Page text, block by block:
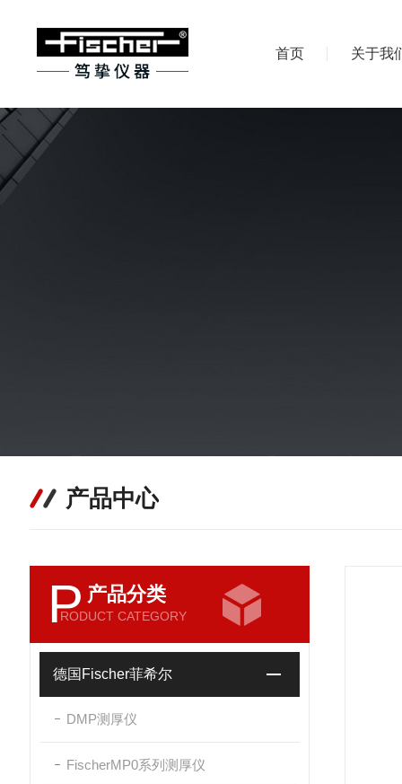
首页 关于我
产品中心
P 产品分类
RODUCT CATEGORY
德国Fischer菲希尔
DMP测厚仪
FischerMP0系列测厚仪